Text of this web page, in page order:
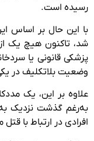
رسیده است.
شد، تاکنون هیچ‌ یک
پزشکی قانونی یا
وضعیت بلاتکلیف در
علاوه بر این، یک
به‌رغم گذشت نزدیک به
افرادی در ارتباط با